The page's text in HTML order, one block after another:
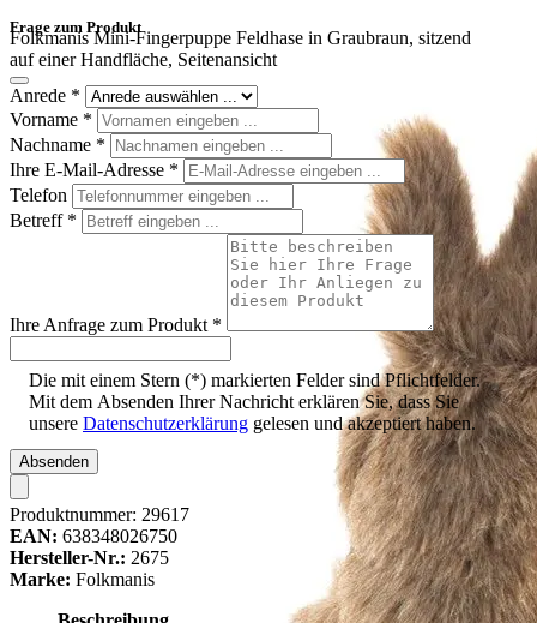
Folkmanis Mini-Fingerpuppe Feldhase in Graubraun, sitzend
auf einer Handfläche, Seitenansicht
Frage zum Produkt
Anrede *
Vorname *
Nachname *
Ihre E-Mail-Adresse *
Telefon
Betreff *
Ihre Anfrage zum Produkt *
Die mit einem Stern (*) markierten Felder sind Pflichtfelder.
Mit dem Absenden Ihrer Nachricht erklären Sie, dass Sie
unsere Datenschutzerklärung gelesen und akzeptiert haben.
Absenden
Produktnummer: 29617
EAN: 638348026750
Hersteller-Nr.: 2675
Marke: Folkmanis